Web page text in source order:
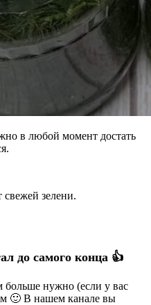
в любой момент достать
свежей зелени.
до самого конца 👍
больше нужно (если у вас
🙂 В нашем канале вы